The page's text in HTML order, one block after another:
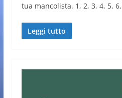
tua mancolista. 1, 2, 3, 4, 5,
Leggi tutto